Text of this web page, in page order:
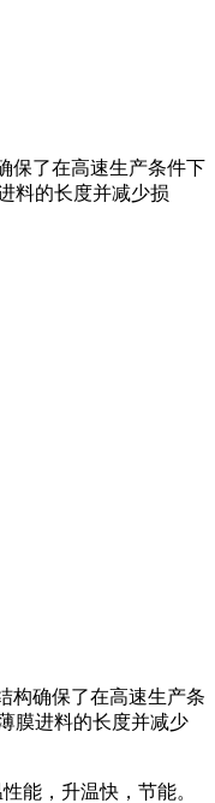
保了在高速生产条件下
料的长度并减少损
构确保了在高速生产条
膜进料的长度并减少
能，升温快，节能。